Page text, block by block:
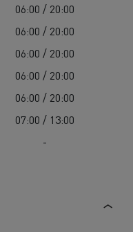
06:00 / 20:00
06:00 / 20:00
06:00 / 20:00
06:00 / 20:00
06:00 / 20:00
07:00 / 13:00
-